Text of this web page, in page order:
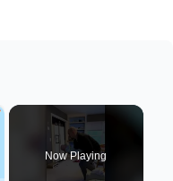
Now Playing